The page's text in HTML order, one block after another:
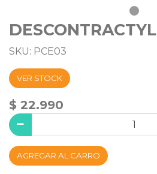
DESCONTRACTYL
SKU: PCE03
VER STOCK
$ 22.990
AGREGAR AL CARRO